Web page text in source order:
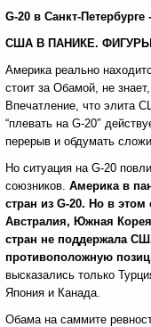
G-20 в Санкт-
США В ПАНИКЕ.
Америка реально
стоит за Обамой, не
Впечатление, что элита
“плевать на G-20″
перерыв и обдумать
Но ситуация на G-20
союзников. Америка в
стран из G-20. Но в этом
Австралия, Южная
стран не поддержала
противоположную
высказались только
Япония и Канада.
Обама на саммите